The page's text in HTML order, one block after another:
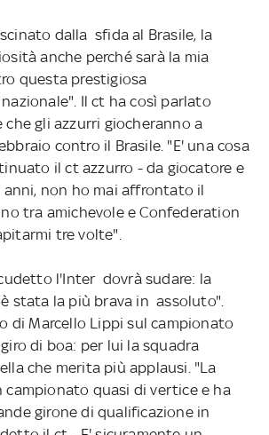
dalla sfida al Brasile, la
anche perché sarà la mia
questa prestigiosa
Il ct ha così parlato
che gli azzurri giocheranno a
contro il Brasile. "E' una cosa
il ct azzurro - da giocatore e
non ho mai affrontato il
tra amichevole e Confederation
tre volte".
l'Inter dovrà sudare: la
stata la più brava in assoluto".
di Marcello Lippi sul campionato
di boa: per lui la squadra
che merita più applausi. "La
quasi di vertice e ha
girone di qualificazione in